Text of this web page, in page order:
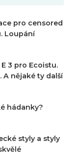
pro censored
Loupání
E 3 pro Ecoistu.
A nějaké ty další
hádanky?
styly a styly